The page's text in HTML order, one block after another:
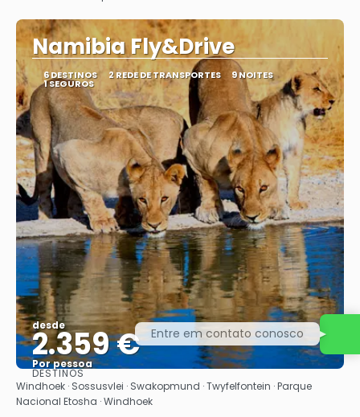
Namibia Fly&Drive
6 DESTINOS 2 REDE DE TRANSPORTES 9 NOITES
1 SEGUROS
desde
2.359 €
Por pessoa
Vejo
DESTINOS
Windhoek · Sossusvlei · Swakopmund · Twyfelfontein · Parque
Nacional Etosha · Windhoek
Entre em contato conosco